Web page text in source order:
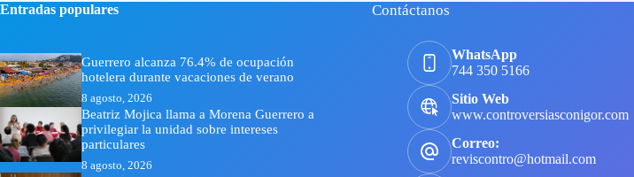
Entradas populares
Guerrero alcanza 76.4% de ocupación
hotelera durante vacaciones de verano
8 agosto, 2026
Beatriz Mojica llama a Morena Guerrero a
privilegiar la unidad sobre intereses
particulares
8 agosto, 2026
Contáctanos
WhatsApp
744 350 5166
Sitio Web
www.controversiasconigor.com
Correo:
reviscontro@hotmail.com